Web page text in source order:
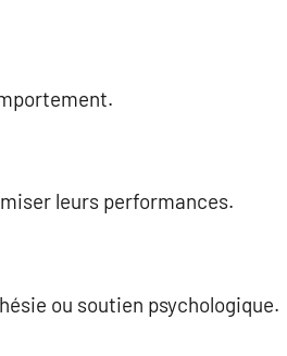
leurs performances.
ou soutien psychologique.